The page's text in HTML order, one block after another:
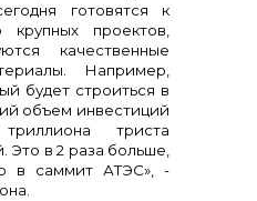
готовятся к
крупных проектов,
качественные
Например,
будет строиться в
объем инвестиций
триста
Это в 2 раза больше,
в саммит АТЭС», -